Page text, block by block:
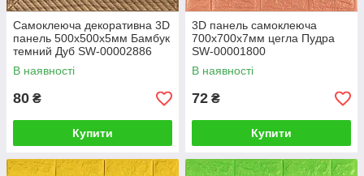
Самоклеюча декоративна 3D
панель 500х500х5мм Бамбук
темний Дуб SW-00002886
В наявності
80 ₴
Купити
3D панель самоклеюча
700x700x7мм цегла Пудра
SW-00001800
В наявності
72 ₴
Купити